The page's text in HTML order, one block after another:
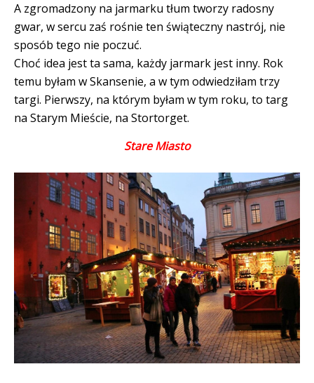
A zgromadzony na jarmarku tłum tworzy radosny
gwar, w sercu zaś rośnie ten świąteczny nastrój, nie
sposób tego nie poczuć.
Choć idea jest ta sama, każdy jarmark jest inny. Rok
temu byłam w Skansenie, a w tym odwiedziłam trzy
targi. Pierwszy, na którym byłam w tym roku, to targ
na Starym Mieście, na Stortorget.
Stare Miasto